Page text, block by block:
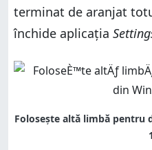
terminat de aranjat
închide aplicația